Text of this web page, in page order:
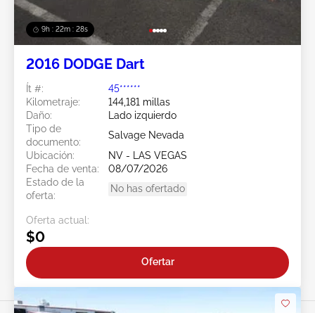
9h : 22m : 25s
2016 DODGE Dart
Ít #:
45******
Kilometraje:
144,181 millas
Daño:
Lado izquierdo
Tipo de
documento:
Salvage Nevada
Ubicación:
NV - LAS VEGAS
Fecha de venta:
08/07/2026
Estado de la
oferta:
No has ofertado
Oferta actual:
$0
Ofertar